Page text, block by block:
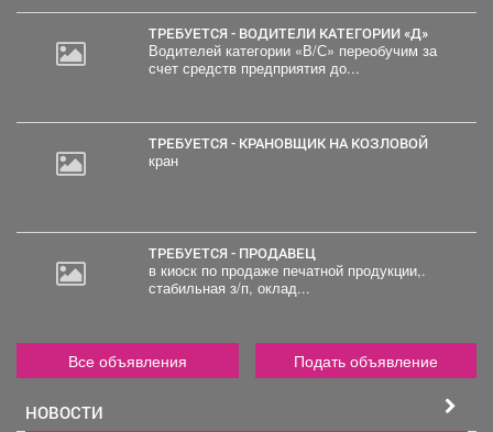
ТРЕБУЕТСЯ - ВОДИТЕЛИ КАТЕГОРИИ «Д»
Водителей категории «В/С» переобучим за
счет средств предприятия до...
ТРЕБУЕТСЯ - КРАНОВЩИК НА КОЗЛОВОЙ
кран
ТРЕБУЕТСЯ - ПРОДАВЕЦ
в киоск по продаже печатной продукции,.
стабильная з/п, оклад...
Все объявления Подать объявление
НОВОСТИ